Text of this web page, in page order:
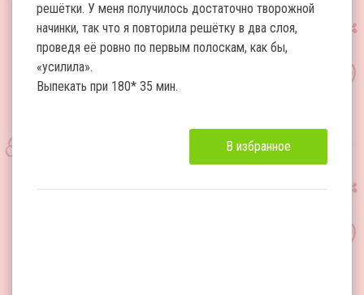
решётки. У меня получилось достаточно творожной
начинки, так что я повторила решётку в два слоя,
проведя её ровно по первым полоскам, как бы,
«усилила».
Выпекать при 180* 35 мин.
В избранное